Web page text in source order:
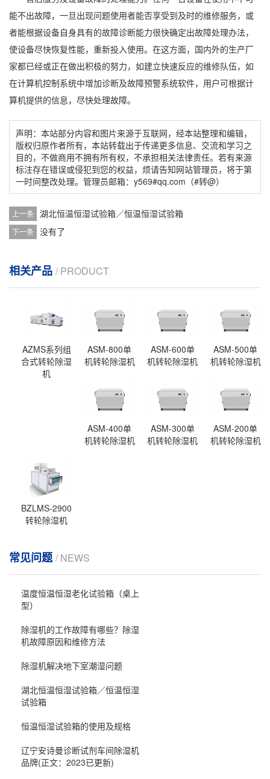
能不出故障，一旦出现问题使用者能否享受到及时的维修服务，或
者能根据设备自身具有的故障诊断能力很快确定出故障处理办法，
使设备尽快恢复性能，重新投入使用。在这方面，国内外的生产厂
家都已经或正在做出积极的努力，如建立快速反应的维修队伍，如
在计算机控制系统中增加诊断及故障预警系统软件，用户可根据计
算机提供的信息，尽快处理故障。
声明：本站部分内容和图片来源于互联网，经本站整理和编辑，
版权归原作者所有，本站转载出于传递更多信息、交流和学习之
目的，不做商用不拥有所有权，不承担相关法律责任。若有来源
标注存在错误或侵犯到您的权益，烦请告知网站管理员，将于第
一时间整改处理。管理员邮箱：y569#qq.com（#转@）
上一条 湖北恒温恒湿试验箱／恒温恒湿试验箱
下一条 没有了
相关产品 / PRODUCT
AZMS系列组
合式转轮除湿
机
ASM-800单
机转轮除湿机
ASM-600单
机转轮除湿机
ASM-500单
机转轮除湿机
ASM-400单
机转轮除湿机
ASM-300单
机转轮除湿机
ASM-200单
机转轮除湿机
BZLMS-2900
转轮除湿机
常见问题/ NEWS
温度恒温恒湿老化试验箱（桌上
型）
除湿机的工作故障有哪些？除湿
机故障原因和维修方法
除湿机解决地下室潮湿问题
湖北恒温恒湿试验箱／恒温恒湿
试验箱
恒温恒湿试验箱的使用及规格
辽宁安诗曼诊断试剂车间除湿机
品牌(正文：2023已更新)